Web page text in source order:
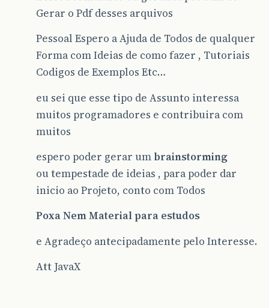
Gerar o Pdf desses arquivos
Pessoal Espero a Ajuda de Todos de qualquer
Forma com Ideias de como fazer , Tutoriais
Codigos de Exemplos Etc…
eu sei que esse tipo de Assunto interessa
muitos programadores e contribuira com
muitos
espero poder gerar um brainstorming
ou tempestade de ideias , para poder dar
inicio ao Projeto, conto com Todos
Poxa Nem Material para estudos
e Agradeço antecipadamente pelo Interesse.
Att JavaX